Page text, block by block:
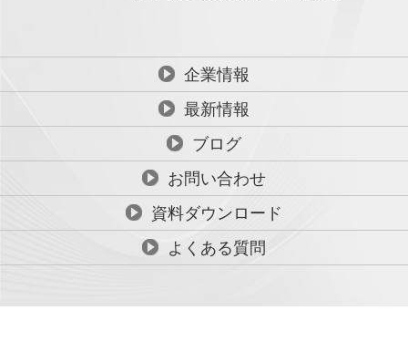
企業情報
最新情報
ブログ
お問い合わせ
資料ダウンロード
よくある質問